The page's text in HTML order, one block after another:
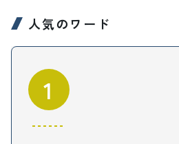
人気のワード
1